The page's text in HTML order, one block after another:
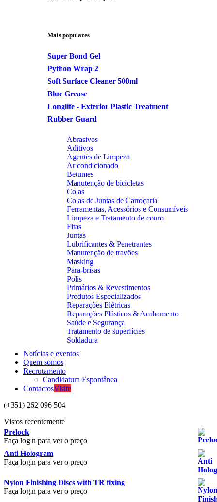
Mais populares
Super Bond Gel
Python Wrap 2
Soft Surface Cleaner 500ml
Blue Grease
Longlife - Exterior Plastic Treatment
Rubber Guard
Abrasivos
Aditivos
Agentes de Limpeza
Ar condicionado
Betumes
Manutenção de bicicletas
Colas
Colas de Juntas de Carroçaria
Ferramentas, Acessórios e Consumíveis
Limpeza e Tratamento de couro
Fitas
Juntas
Lubrificantes & Penetrantes
Manutenção de travões
Masking
Para-brisas
Polis
Primários & Revestimentos
Produtos Especializados
Reparações Elétricas
Reparações Plásticos & Acabamento
Saúde e Segurança
Tratamento de superfícies
Soldadura
Notícias e eventos
Quem somos
Recrutamento
Candidatura Espontânea
ContactosVisite
(+351) 262 096 504
Vistos recentemente
Prelock
Faça login para ver o preço
Anti Hologram
Faça login para ver o preço
Nylon Finishing Discs with TR fixing
Faça login para ver o preço